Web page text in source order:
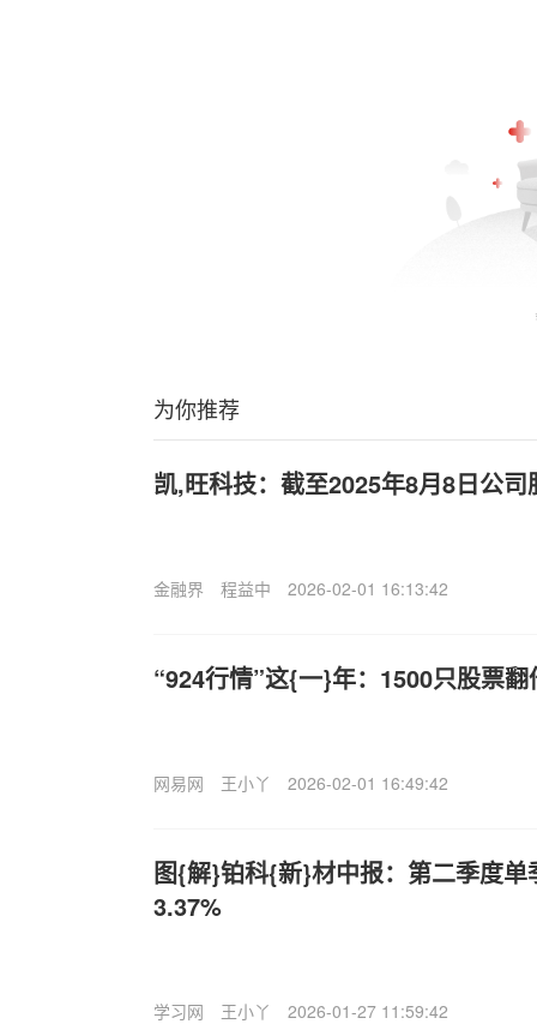
为你推荐
凯,旺科技：截至2025年8月8日公
金融界 程益中 2026-02-01 16:13:42
“924行情”这{一}年：1500只股票
网易网 王小丫 2026-02-01 16:49:42
图{解}铂科{新}材中报：第二季度单
3.37%
学习网 王小丫 2026-01-27 11:59:42